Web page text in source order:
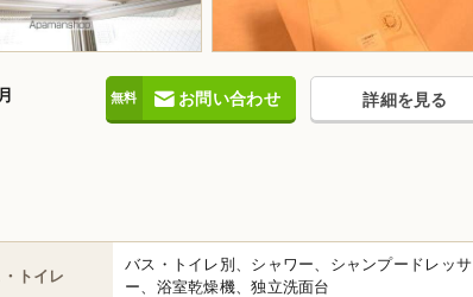
お問い合わせ 詳細を見る
トイレ
バス・トイレ別、シャワー、シャンプードレッサ
ー、浴室乾燥機、独立洗面台